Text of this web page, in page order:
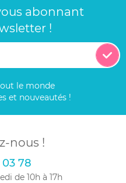
abonnant
!
le monde
et nouveautés !
nous !
03 78
de 10h à 17h